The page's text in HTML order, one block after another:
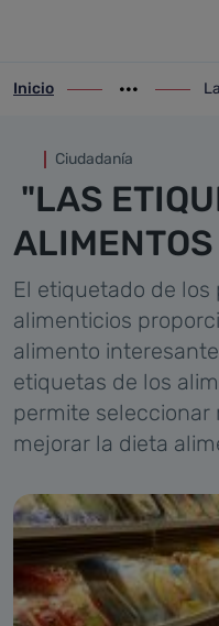
Las
ir-a inicio
Inicio
Mostrar
ir-a
Ciudadanía
"LAS
El etiquetado de
alimenticios
alimento
etiquetas de los
permite seleccionar
mejorar la dieta